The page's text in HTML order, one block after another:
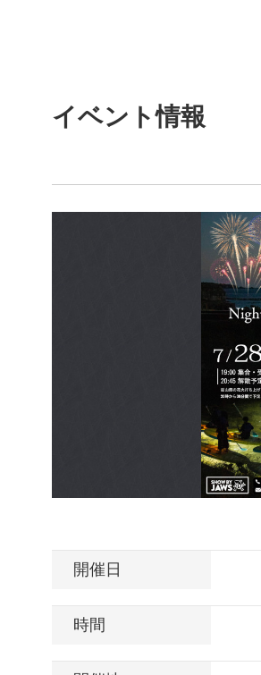
イベント情報
開催日
時間